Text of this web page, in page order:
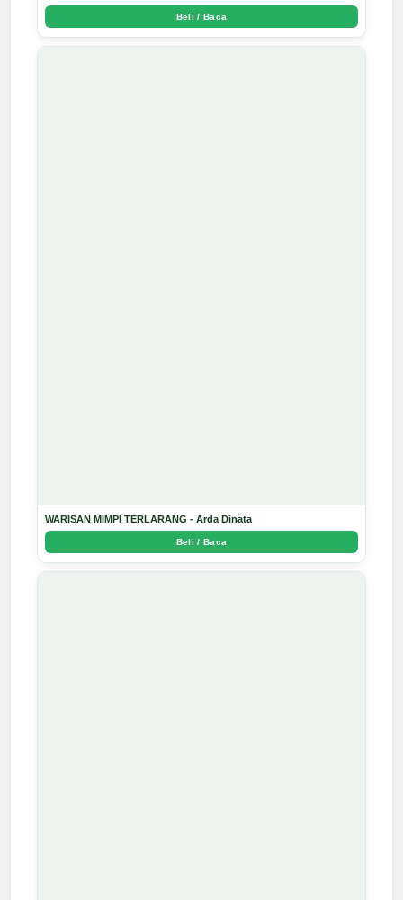
Beli / Baca
WARISAN MIMPI TERLARANG - Arda Dinata
Beli / Baca